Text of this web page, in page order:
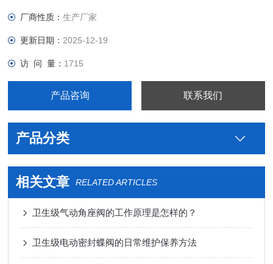
厂商性质：生产厂家
更新日期： 2025-12-19
访 问 量： 1715
产品咨询 联系我们
产品分类
相关文章 RELATED ARTICLES
卫生级气动角座阀的工作原理是怎样的？
卫生级电动密封蝶阀的日常维护保养方法